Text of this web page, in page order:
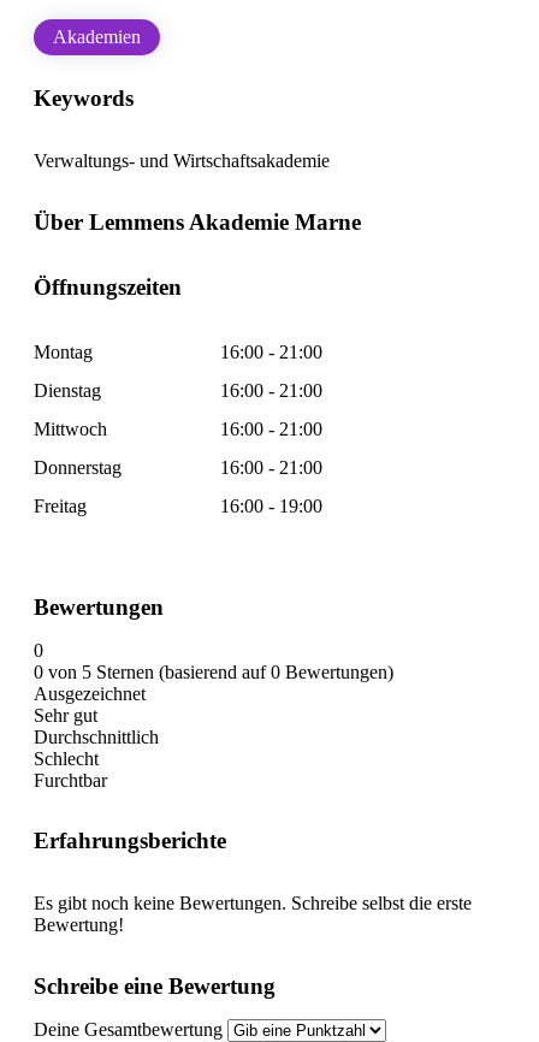
Akademien
Keywords
Verwaltungs- und Wirtschaftsakademie
Über Lemmens Akademie Marne
Öffnungszeiten
Montag
16:00 - 21:00
Dienstag
16:00 - 21:00
Mittwoch
16:00 - 21:00
Donnerstag
16:00 - 21:00
Freitag
16:00 - 19:00
Bewertungen
0
0 von 5 Sternen (basierend auf 0 Bewertungen)
Ausgezeichnet
Sehr gut
Durchschnittlich
Schlecht
Furchtbar
Erfahrungsberichte
Es gibt noch keine Bewertungen. Schreibe selbst die erste
Bewertung!
Schreibe eine Bewertung
Deine Gesamtbewertung